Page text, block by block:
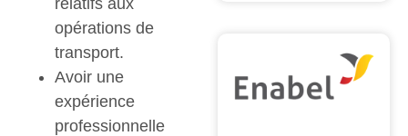
opérations de
transport.
Avoir une
expérience
professionnelle